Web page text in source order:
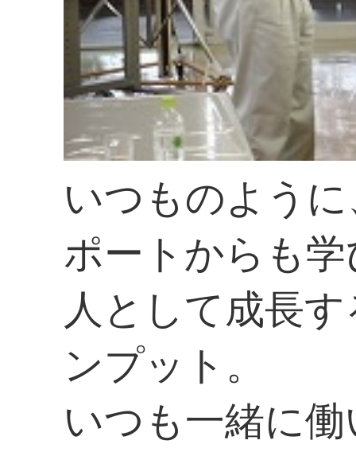
いつものよう
ポートからも
人として成長
ンプット。
いつも一緒に